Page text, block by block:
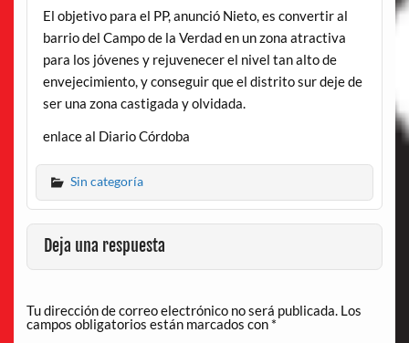
El objetivo para el PP, anunció Nieto, es convertir al
barrio del Campo de la Verdad en un zona atractiva
para los jóvenes y rejuvenecer el nivel tan alto de
envejecimiento, y conseguir que el distrito sur deje de
ser una zona castigada y olvidada.
enlace al Diario Córdoba
Sin categoría
Deja una respuesta
Tu dirección de correo electrónico no será publicada. Los
campos obligatorios están marcados con *